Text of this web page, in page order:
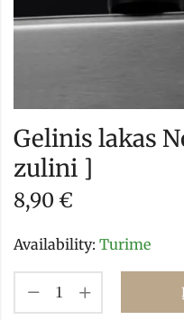
Gelinis lakas
zulini ]
8,90 €
Availability: Turime